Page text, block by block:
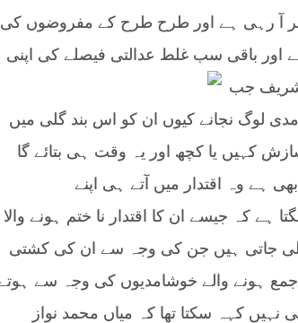
آ رہی ہے اور طرح طرح کے مفروضوں کی
اور باقی سب غلط عدالتی فیصلے کی اپنی
شریف جب
لوگ نجانے کیوں ان کو اس بند گلی میں
کہیں یا کچھ اور یہ وقت ہی بتائے گا
وہ اقتدار میں آتے ہی اپنے
ہے کہ جیسے ان کا اقتدار نا ختم ہونے والا
لی جاتی ہیں جن کی وجہ سے ان کی کشتی
ہونے والے خوشامدیوں کی وجہ سے
کوئی بھی نہیں کہہ سکتا تھا کہ میاں محمد نواز